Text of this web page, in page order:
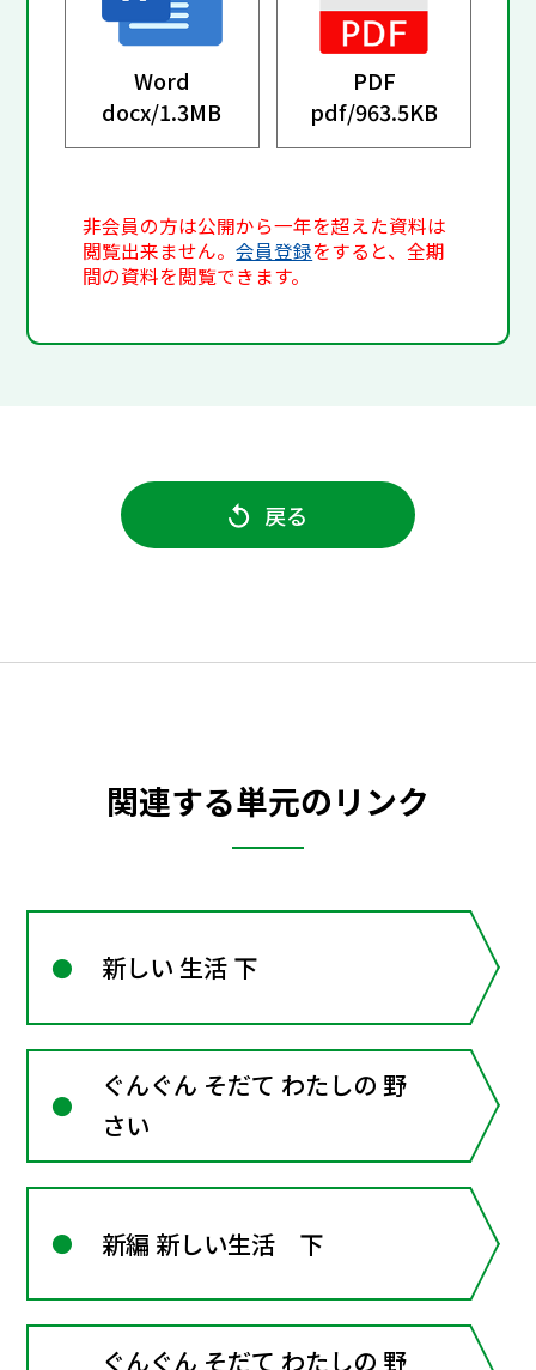
Word
docx/1.3MB
PDF
pdf/963.5KB
非会員の方は公開から一年を超えた資料は
閲覧出来ません。会員登録をすると、全期
間の資料を閲覧できます。
戻る
関連する単元のリンク
新しい 生活 下
ぐんぐん そだて わたしの 野
さい
新編 新しい生活 下
ぐんぐん そだて わたしの 野